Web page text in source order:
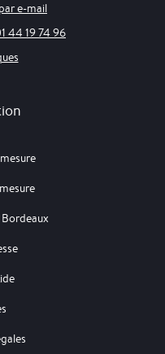
e-mail
44 19 74 96